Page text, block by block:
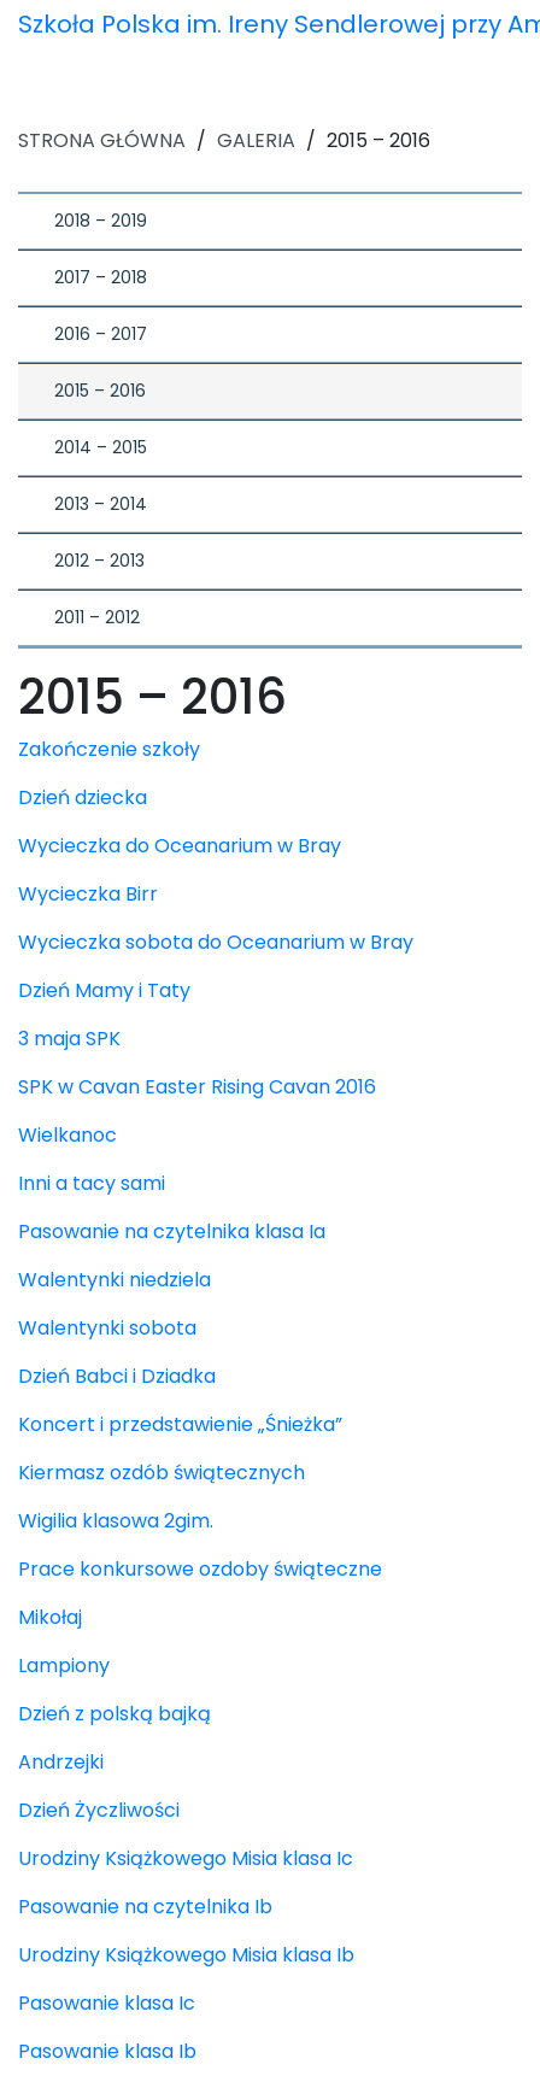
Szkoła Polska im. Ireny Sendlerowej przy
STRONA GŁÓWNA / GALERIA / 2015 – 2016
2018 – 2019
2017 – 2018
2016 – 2017
2015 – 2016
2014 – 2015
2013 – 2014
2012 – 2013
2011 – 2012
2015 – 2016
Zakończenie szkoły
Dzień dziecka
Wycieczka do Oceanarium w Bray
Wycieczka Birr
Wycieczka sobota do Oceanarium w Bray
Dzień Mamy i Taty
3 maja SPK
SPK w Cavan Easter Rising Cavan 2016
Wielkanoc
Inni a tacy sami
Pasowanie na czytelnika klasa Ia
Walentynki niedziela
Walentynki sobota
Dzień Babci i Dziadka
Koncert i przedstawienie „Śnieżka”
Kiermasz ozdób świątecznych
Wigilia klasowa 2gim.
Prace konkursowe ozdoby świąteczne
Mikołaj
Lampiony
Dzień z polską bajką
Andrzejki
Dzień Życzliwości
Urodziny Książkowego Misia klasa Ic
Pasowanie na czytelnika Ib
Urodziny Książkowego Misia klasa Ib
Pasowanie klasa Ic
Pasowanie klasa Ib